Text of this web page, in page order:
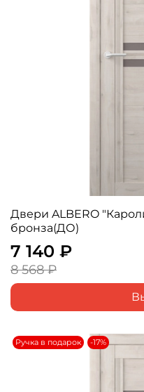
Двери ALBERO
бронза(ДО)
7 140 ₽
8 568 ₽
Ручка в подарок -17%